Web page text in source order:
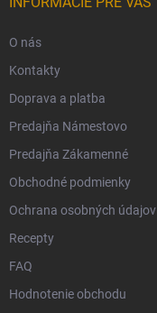
O nás
Kontakty
Doprava a platba
Predajňa Námestovo
Predajňa Zákamenné
Obchodné podmienky
Ochrana osobných údajov
Recepty
FAQ
Hodnotenie obchodu